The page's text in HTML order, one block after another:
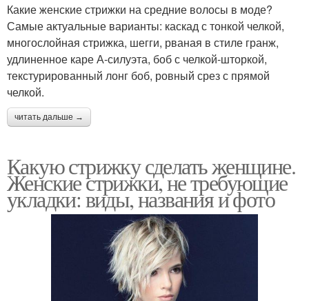
Какие женские стрижки на средние волосы в моде?
Самые актуальные варианты: каскад с тонкой челкой,
многослойная стрижка, шегги, рваная в стиле гранж,
удлиненное каре А-силуэта, боб с челкой-шторкой,
текстурированный лонг боб, ровный срез с прямой
челкой.
читать дальше →
Какую стрижку сделать женщине.
Женские стрижки, не требующие
укладки: виды, названия и фото